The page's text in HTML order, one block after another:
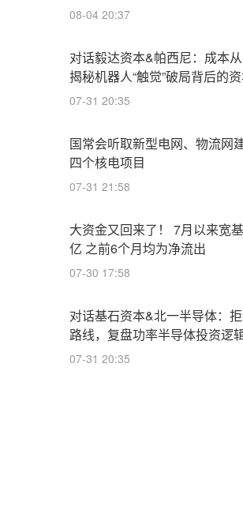
08-04 20:37
对话毅达资本&帕西尼：成本从
揭秘机器人“触觉”破局背后的
07-31 20:35
国常会听取新型电网、物流网
四个核电项目
07-31 21:58
大资金又回来了！ 7月以来宽
亿 之前6个月均为净流出
07-30 17:58
对话基石资本&北一半导体：
路线，复盘功率半导体投资逻
07-31 20:35